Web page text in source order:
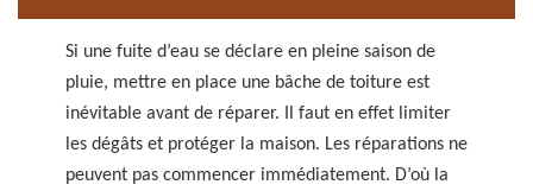
Si une fuite d’eau se déclare en pleine saison de
pluie, mettre en place une bâche de toiture est
inévitable avant de réparer. Il faut en effet limiter
les dégâts et protéger la maison. Les réparations ne
peuvent pas commencer immédiatement. D’où la